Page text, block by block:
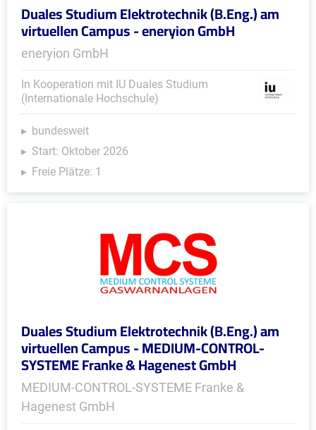
Duales Studium Elektrotechnik (B.Eng.) am
virtuellen Campus - eneryion GmbH
eneryion GmbH
In Kooperation mit IU Duales Studium
(Internationale Hochschule)
bundesweit
Start: Oktober 2026
Freie Plätze: 1
Duales Studium Elektrotechnik (B.Eng.) am
virtuellen Campus - MEDIUM-CONTROL-
SYSTEME Franke & Hagenest GmbH
MEDIUM-CONTROL-SYSTEME Franke &
Hagenest GmbH